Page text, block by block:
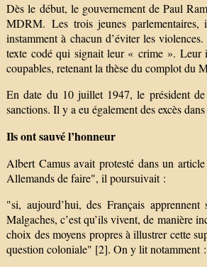
Dès le début, le gouvernement de Paul
MDRM. Les trois jeunes parlementaires,
instamment à chacun d’éviter les
texte codé qui signait leur « crime ». Leur
coupables, retenant la thèse du complot du
En date du 10 juillet 1947, le président
sanctions. Il y a eu également des excès
Ils ont sauvé l’honneur
Albert Camus avait protesté dans un
Allemands de faire", il poursuivait :
"si, aujourd’hui, des Français
Malgaches, c’est qu’ils vivent, de manière
choix des moyens propres à illustrer cette
question coloniale" [2]. On y lit notamment :